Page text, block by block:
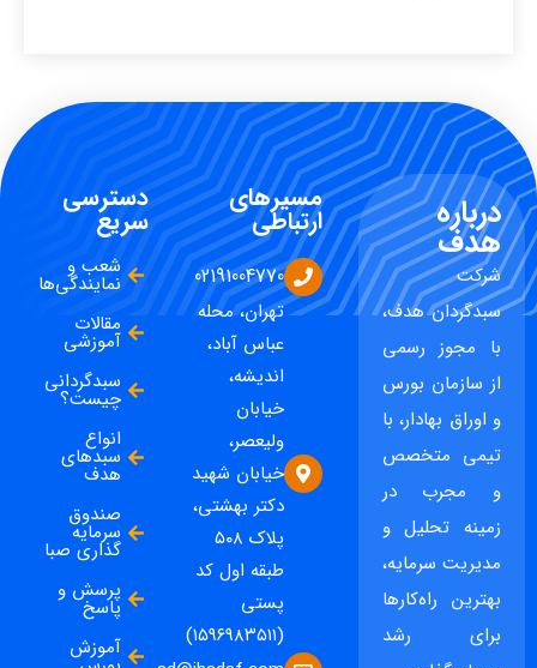
درباره
هدف
شرکت
سبدگردان هدف،
با مجوز رسمی
از سازمان بورس
و اوراق بهادار، با
تیمی متخصص
و مجرب در
زمینه تحلیل و
مدیریت سرمایه،
بهترین راه‌کارها
برای رشد
مسیرهای
ارتباطی
02191004770
تهران، محله
عباس آباد،
اندیشه،
خیابان
ولیعصر،
خیابان شهید
دکتر بهشتی،
پلاک ۵۰۸
طبقه اول کد
پستی
(۱۵۹۶۹۸۳۵۱۱)
دسترسی
سریع
شعب و
نمایندگی‌ها
مقالات
آموزشی
سبدگردانی
چیست؟
انواع
سبدهای
هدف
صندوق
سرمایه
گذاری صبا
پرسش و
پاسخ
آموزش